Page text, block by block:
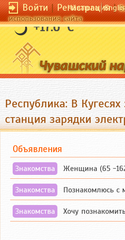
Войти|Регистрация|
использования сайта
Чӑвашла
+17.6 °C
Жизнь -
Республика: В Кугесях
станция зарядки
Объявления
Знакомства Женщина (65 -162-63) желает
Знакомства Познакомлюсь с мужчиной любящим
Знакомства Хочу познакомиться с женщиной до 55